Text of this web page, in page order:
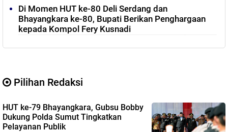
Di Momen HUT ke-80 Deli Serdang dan
Bhayangkara ke-80, Bupati Berikan Penghargaan
kepada Kompol Fery Kusnadi
Pilihan Redaksi
HUT ke-79 Bhayangkara, Gubsu Bobby
Dukung Polda Sumut Tingkatkan
Pelayanan Publik